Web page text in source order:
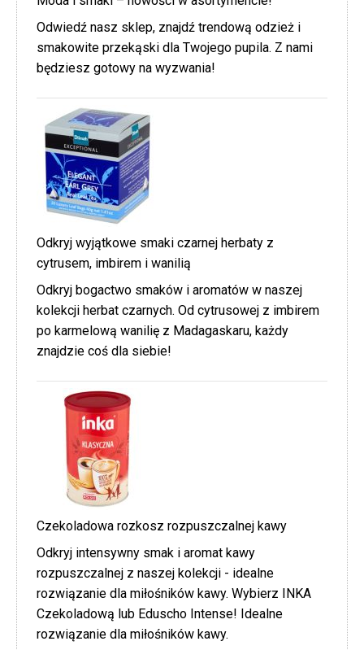
Odwiedź nasz sklep, znajdź trendową odzież i
smakowite przekąski dla Twojego pupila. Z nami
będziesz gotowy na wyzwania!
Odkryj wyjątkowe smaki czarnej herbaty z
cytrusem, imbirem i wanilią
Odkryj bogactwo smaków i aromatów w naszej
kolekcji herbat czarnych. Od cytrusowej z imbirem
po karmelową wanilię z Madagaskaru, każdy
znajdzie coś dla siebie!
Czekoladowa rozkosz rozpuszczalnej kawy
Odkryj intensywny smak i aromat kawy
rozpuszczalnej z naszej kolekcji - idealne
rozwiązanie dla miłośników kawy. Wybierz INKA
Czekoladową lub Eduscho Intense! Idealne
rozwiązanie dla miłośników kawy.